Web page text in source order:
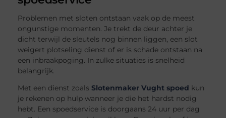
Problemen met sloten ontstaan vaak op de meest
ongunstige momenten. Je trekt de deur achter je
dicht terwijl de sleutels nog binnen liggen, een slot
weigert plotseling dienst of er is schade ontstaan na
een inbraakpoging. In zulke situaties is snelheid
belangrijk.
Met een dienst zoals Slotenmaker Vught spoed kun
je rekenen op hulp wanneer je die het hardst nodig
hebt. Een spoedservice is doorgaans 24 uur per dag